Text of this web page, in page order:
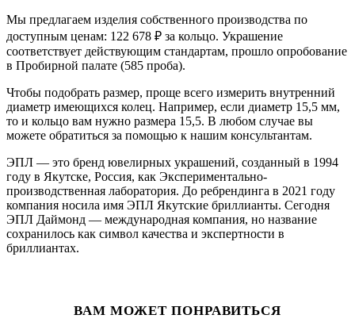
Мы предлагаем изделия собственного производства по
доступным ценам: 122 678 ₽ за кольцо. Украшение
соответствует действующим стандартам, прошло опробование
в Пробирной палате (585 проба).
Чтобы подобрать размер, проще всего измерить внутренний
диаметр имеющихся колец. Например, если диаметр 15,5 мм,
то и кольцо вам нужно размера 15,5. В любом случае вы
можете обратиться за помощью к нашим консультантам.
ЭПЛ — это бренд ювелирных украшений, созданный в 1994
году в Якутске, Россия, как Экспериментально-
производственная лаборатория. До ребрендинга в 2021 году
компания носила имя ЭПЛ Якутские бриллианты. Сегодня
ЭПЛ Даймонд — международная компания, но название
сохранилось как символ качества и экспертности в
бриллиантах.
ВАМ МОЖЕТ ПОНРАВИТЬСЯ